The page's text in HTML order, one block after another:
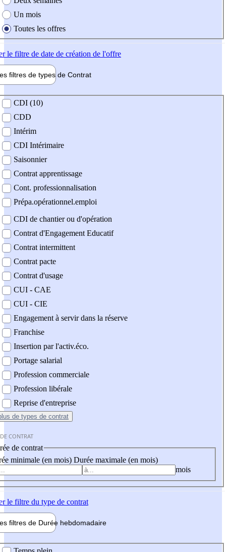
Un mois
Toutes les offres
le filtre de date de création de l'offre
filtres de types de Contrat
contrat
CDI (10)
CDD
Intérim
CDI Intérimaire
Saisonnier
Contrat apprentissage
Cont. professionnalisation
Prépa.opérationnel.emploi
CDI de chantier ou d'opération
Contrat d'Engagement Educatif
Contrat intermittent
Contrat pacte
Contrat d'usage
CUI - CAE
CUI - CIE
Engagement à servir dans la réserve
Franchise
Insertion par l'activ.éco.
Portage salarial
Profession commerciale
Profession libérale
Reprise d'entreprise
de types de contrat
CONTRAT
de contrat
minimale (en mois) Durée maximale (en mois)
mois
le filtre du type de contrat
filtres de Durée hebdomadaire